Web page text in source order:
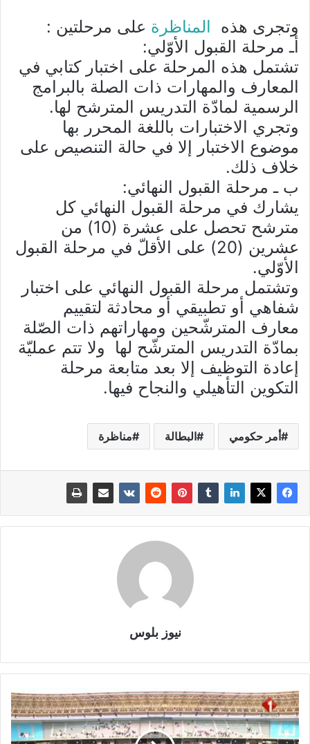
وتجرى هذه المناظرة على مرحلتين :
أـ مرحلة القبول الأوّلي:
تشتمل هذه المرحلة على اختبار كتابي في
المعارف والمهارات ذات الصلة بالبرامج
الرسمية لمادّة التدريس المترشح لها.
وتجري الاختبارات باللغة المحرر بها
موضوع الاختبار إلا في حالة التنصيص على
خلاف ذلك.
ب ـ مرحلة القبول النهائي:
يشارك في مرحلة القبول النهائي كل
مترشح تحصل على عشرة (10) من
عشرين (20) على الأقلّ في مرحلة القبول
الأوّلي.
وتشتمل مرحلة القبول النهائي على اختبار
شفاهي أو تطبيقي أو محادثة لتقييم
معارف المترشّحين ومهاراتهم ذات الصّلة
بمادّة التدريس المترشّح لها ولا تتم عمليّة
إعادة التوظيف إلا بعد متابعة مرحلة
التكوين التأهيلي والنجاح فيها.
أمر حكومي البطالة مناظرة
نيوز بلوس